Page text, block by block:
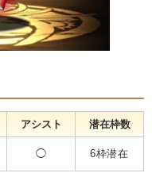
アシスト 潜在枠数
◯ 6枠潜在